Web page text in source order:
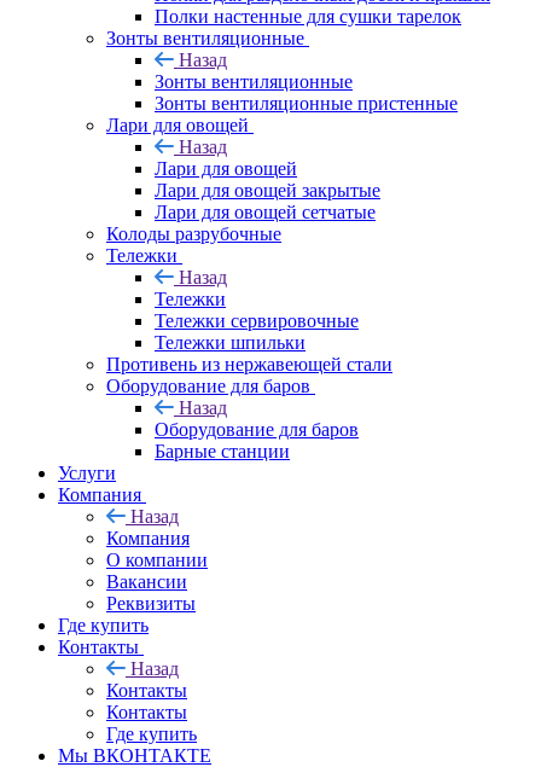
Полки настенные для сушки тарелок
Зонты вентиляционные
Назад
Зонты вентиляционные
Зонты вентиляционные пристенные
Лари для овощей
Назад
Лари для овощей
Лари для овощей закрытые
Лари для овощей сетчатые
Колоды разрубочные
Тележки
Назад
Тележки
Тележки сервировочные
Тележки шпильки
Противень из нержавеющей стали
Оборудование для баров
Назад
Оборудование для баров
Барные станции
Услуги
Компания
Назад
Компания
О компании
Вакансии
Реквизиты
Где купить
Контакты
Назад
Контакты
Контакты
Где купить
Мы ВКОНТАКТЕ